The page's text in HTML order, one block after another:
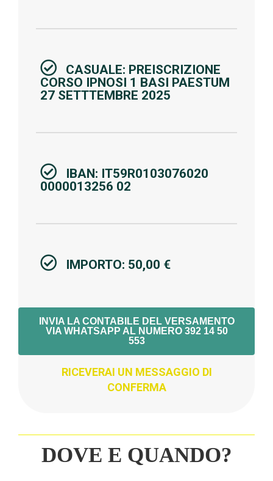
CASUALE: PREISCRIZIONE
CORSO IPNOSI 1 BASI PAESTUM
27 SETTTEMBRE 2025
IBAN: IT59R0103076020
0000013256 02
IMPORTO: 50,00 €
INVIA LA CONTABILE DEL VERSAMENTO
VIA WHATSAPP AL NUMERO 392 14 50
553
RICEVERAI UN MESSAGGIO DI
CONFERMA
DOVE E QUANDO?